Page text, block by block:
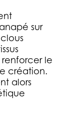
sur
le
création.
alors